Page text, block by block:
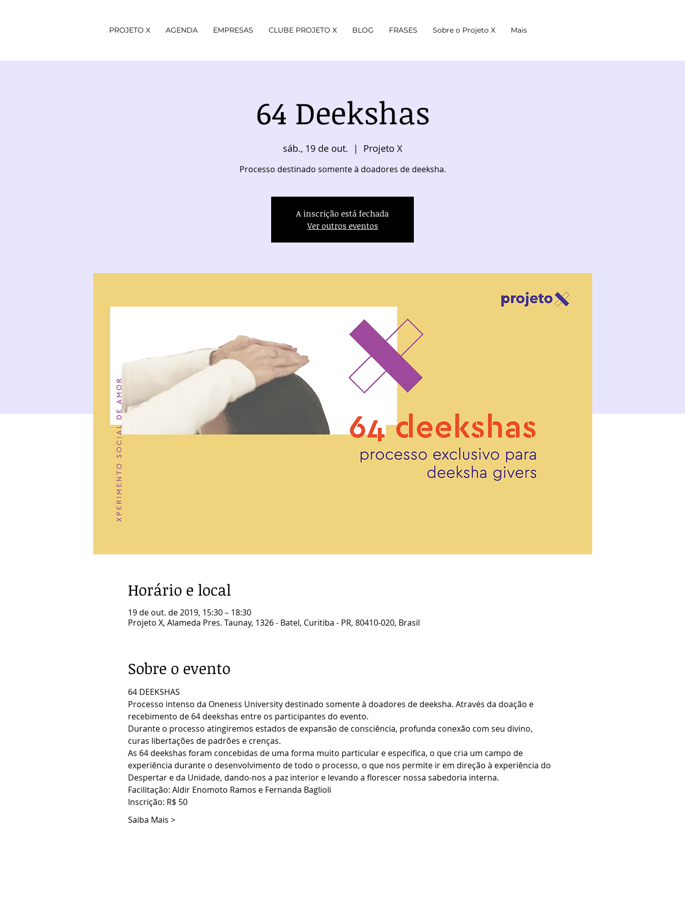
PROJETO X AGENDA EMPRESAS CLUBE PROJETO X BLOG FRASES Sobre o Projeto X Mais
64 Deekshas
sáb., 19 de out.
  |
Projeto X
Processo destinado somente à doadores de deeksha.
A inscrição está fechada
Ver outros eventos
Horário e local
19 de out. de 2019, 15:30 – 18:30
Projeto X, Alameda Pres. Taunay, 1326 - Batel, Curitiba - PR, 80410-020, Brasil
Sobre o evento
64 DEEKSHAS
Processo intenso da Oneness University destinado somente à doadores de deeksha. Através da doação e
recebimento de 64 deekshas entre os participantes do evento.
Durante o processo atingiremos estados de expansão de consciência, profunda conexão com seu divino,
curas libertações de padrões e crenças.
As 64 deekshas foram concebidas de uma forma muito particular e específica, o que cria um campo de
experiência durante o desenvolvimento de todo o processo, o que nos permite ir em direção à experiência do
Despertar e da Unidade, dando-nos a paz interior e levando a florescer nossa sabedoria interna.
Facilitação: Aldir Enomoto Ramos e Fernanda Baglioli
Inscrição: R$ 50
Saiba Mais >